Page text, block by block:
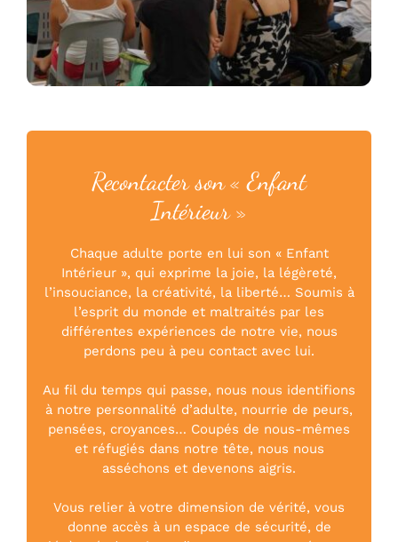
Recontacter son « Enfant
Intérieur »
Chaque adulte porte en lui son « Enfant
Intérieur », qui exprime la joie, la légèreté,
l’insouciance, la créativité, la liberté… Soumis à
l’esprit du monde et maltraités par les
différentes expériences de notre vie, nous
perdons peu à peu contact avec lui.
Au fil du temps qui passe, nous nous identifions
à notre personnalité d’adulte, nourrie de peurs,
pensées, croyances… Coupés de nous-mêmes
et réfugiés dans notre tête, nous nous
asséchons et devenons aigris.
Vous relier à votre dimension de vérité, vous
donne accès à un espace de sécurité, de